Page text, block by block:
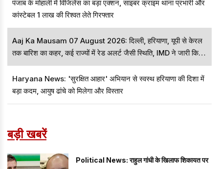
पंजाब के मोहाली में विजिलेंस का बड़ा एक्शन, साइबर क्राइम थाना प्रभारी और
कांस्टेबल 1 लाख की रिश्वत लेते गिरफ्तार
Aaj Ka Mausam 07 August 2026: दिल्ली, हरियाणा, यूपी से केरल
तक बारिश का कहर, कई राज्यों में रेड अलर्ट जैसी स्थिति, IMD ने जारी किया
बड़ा अपडेट
Haryana News: 'सुरक्षित आहार' अभियान से स्वस्थ हरियाणा की दिशा में
बड़ा कदम, आयुष ढांचे को मिलेगा और विस्तार
बड़ी खबरें
Political News: राहुल गांधी के खिलाफ शिकायत पर